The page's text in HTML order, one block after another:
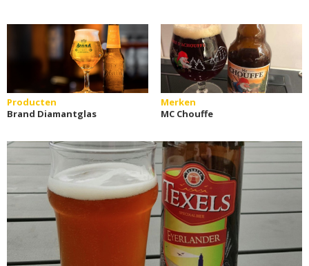
Producten
Brand Diamantglas
Merken
MC Chouffe